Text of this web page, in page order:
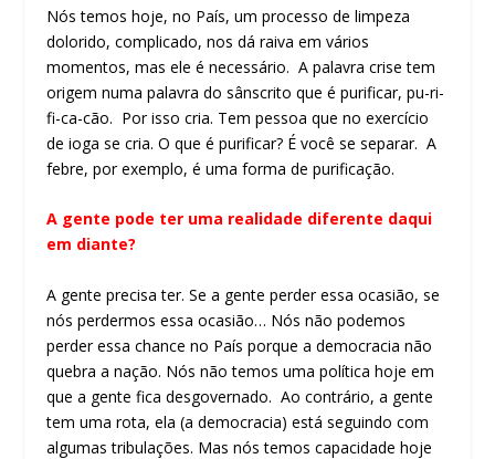
Nós temos hoje, no País, um processo de limpeza
dolorido, complicado, nos dá raiva em vários
momentos, mas ele é necessário. A palavra crise tem
origem numa palavra do sânscrito que é purificar, pu-ri-
fi-ca-cão. Por isso cria. Tem pessoa que no exercício
de ioga se cria. O que é purificar? É você se separar. A
febre, por exemplo, é uma forma de purificação.
A gente pode ter uma realidade diferente daqui
em diante?
A gente precisa ter. Se a gente perder essa ocasião, se
nós perdermos essa ocasião… Nós não podemos
perder essa chance no País porque a democracia não
quebra a nação. Nós não temos uma política hoje em
que a gente fica desgovernado. Ao contrário, a gente
tem uma rota, ela (a democracia) está seguindo com
algumas tribulações. Mas nós temos capacidade hoje